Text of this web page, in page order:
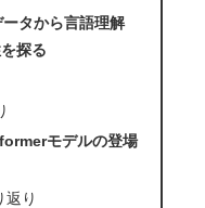
ータから言語理解
探る
モデルの登場
返り